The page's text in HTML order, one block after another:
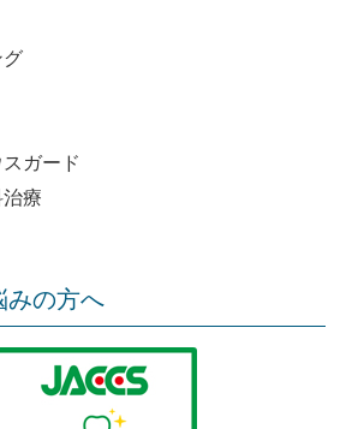
グ
ガード
療
みの方へ